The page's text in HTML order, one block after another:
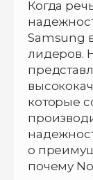
Когда
Samsung
лидеров.
которые
о
почему